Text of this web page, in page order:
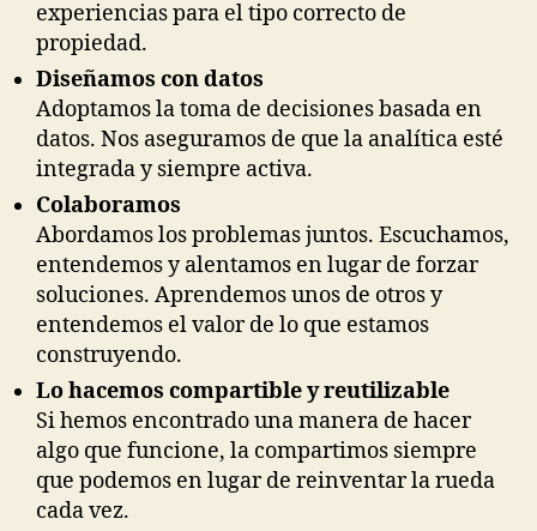
experiencias para el tipo correcto de
propiedad.
Diseñamos con datos
Adoptamos la toma de decisiones basada en
datos. Nos aseguramos de que la analítica esté
integrada y siempre activa.
Colaboramos
Abordamos los problemas juntos. Escuchamos,
entendemos y alentamos en lugar de forzar
soluciones. Aprendemos unos de otros y
entendemos el valor de lo que estamos
construyendo.
Lo hacemos compartible y reutilizable
Si hemos encontrado una manera de hacer
algo que funcione, la compartimos siempre
que podemos en lugar de reinventar la rueda
cada vez.